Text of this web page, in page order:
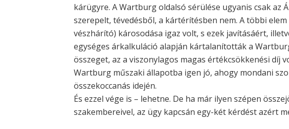
kárügyre. A Wartburg oldalsó sérülése ugyanis csak az
szerepelt, tévedésből, a kártérítésben nem. A többi
vészhárító) károsodása igaz volt, s ezek javításáért,
egységes árkalkuláció alapján kártalanították a
összeget, az a viszonylagos magas értékcsökkenési díj
Wartburg műszaki állapotba igen jó, ahogy mondani
összekoccanás idején.
És ezzel vége is – lehetne. De ha már ilyen szépen
szakembereivel, az ügy kapcsán egy-két kérdést azért